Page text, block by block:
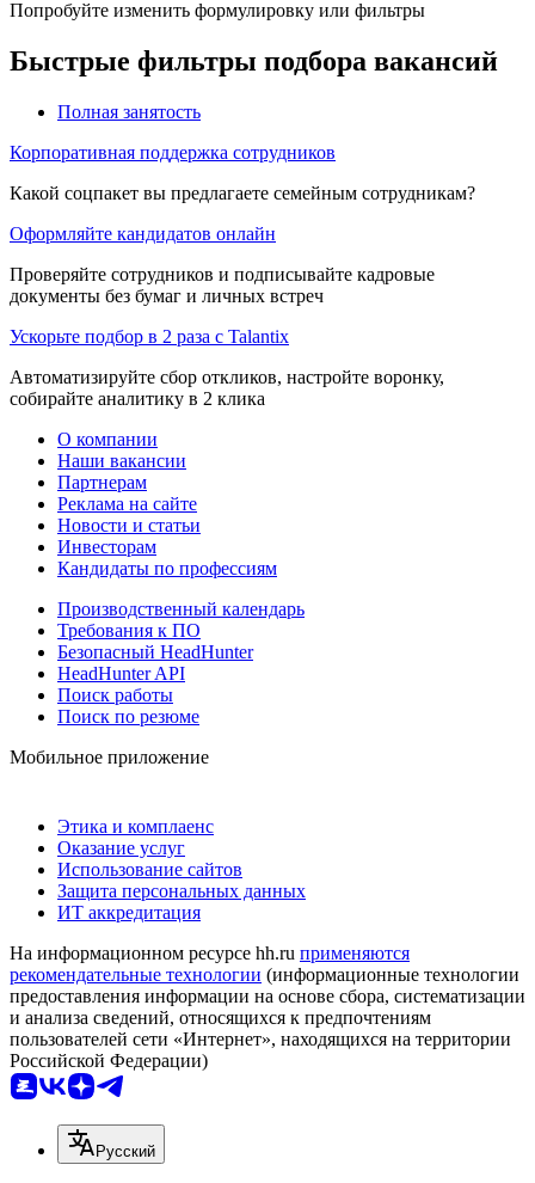
Попробуйте изменить формулировку или фильтры
Быстрые фильтры подбора вакансий
Полная занятость
Корпоративная поддержка сотрудников
Какой соцпакет вы предлагаете семейным сотрудникам?
Оформляйте кандидатов онлайн
Проверяйте сотрудников и подписывайте кадровые
документы без бумаг и личных встреч
Ускорьте подбор в 2 раза с Talantix
Автоматизируйте сбор откликов, настройте воронку,
собирайте аналитику в 2 клика
О компании
Наши вакансии
Партнерам
Реклама на сайте
Новости и статьи
Инвесторам
Кандидаты по профессиям
Производственный календарь
Требования к ПО
Безопасный HeadHunter
HeadHunter API
Поиск работы
Поиск по резюме
Мобильное приложение
Этика и комплаенс
Оказание услуг
Использование сайтов
Защита персональных данных
ИТ аккредитация
На информационном ресурсе hh.ru применяются
рекомендательные технологии (информационные технологии
предоставления информации на основе сбора, систематизации
и анализа сведений, относящихся к предпочтениям
пользователей сети «Интернет», находящихся на территории
Российской Федерации)
Русский